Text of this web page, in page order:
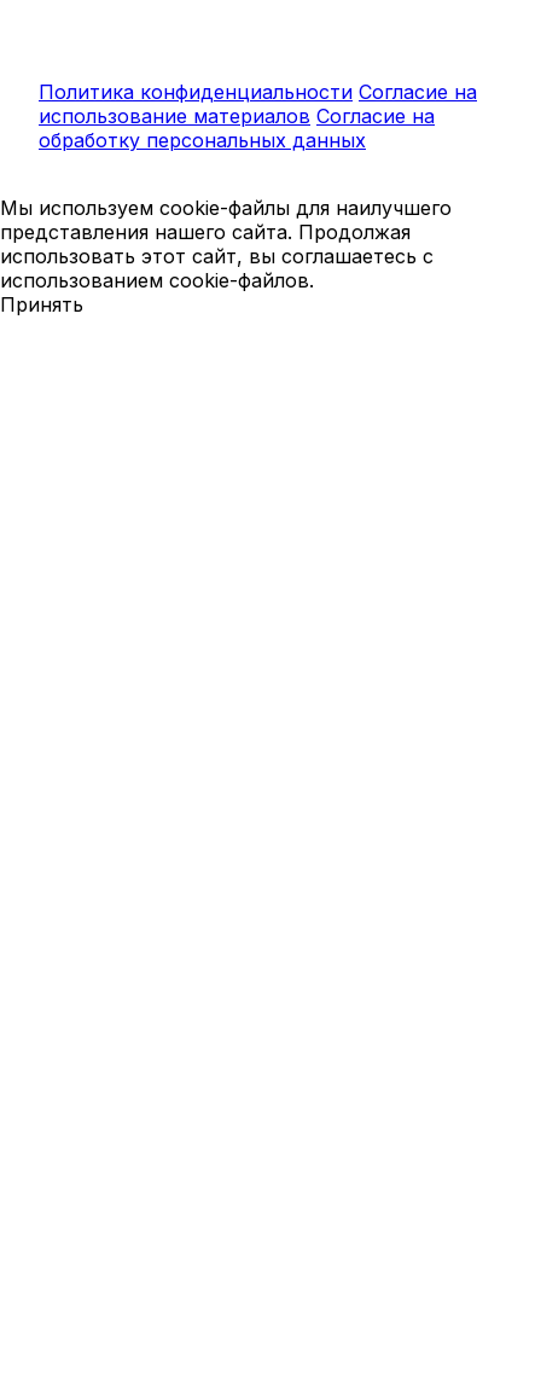
Политика конфиденциальности Согласие на
использование материалов Согласие на
обработку персональных данных
Мы используем cookie-файлы для наилучшего
представления нашего сайта. Продолжая
использовать этот сайт, вы соглашаетесь с
использованием cookie-файлов.
Принять